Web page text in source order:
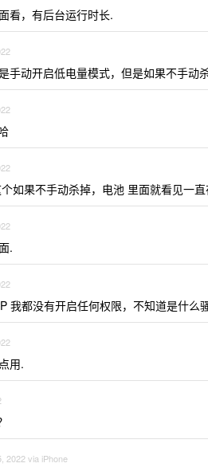
看，有后台运行时长.
手动开启低电量模式，但是如果不手动
如果不手动杀掉，电池 里面就看见一
.
我都没有开启任何权限，不知道是什么
用.
2022 via iPhone